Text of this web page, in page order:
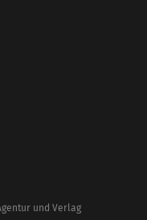
und Verlag